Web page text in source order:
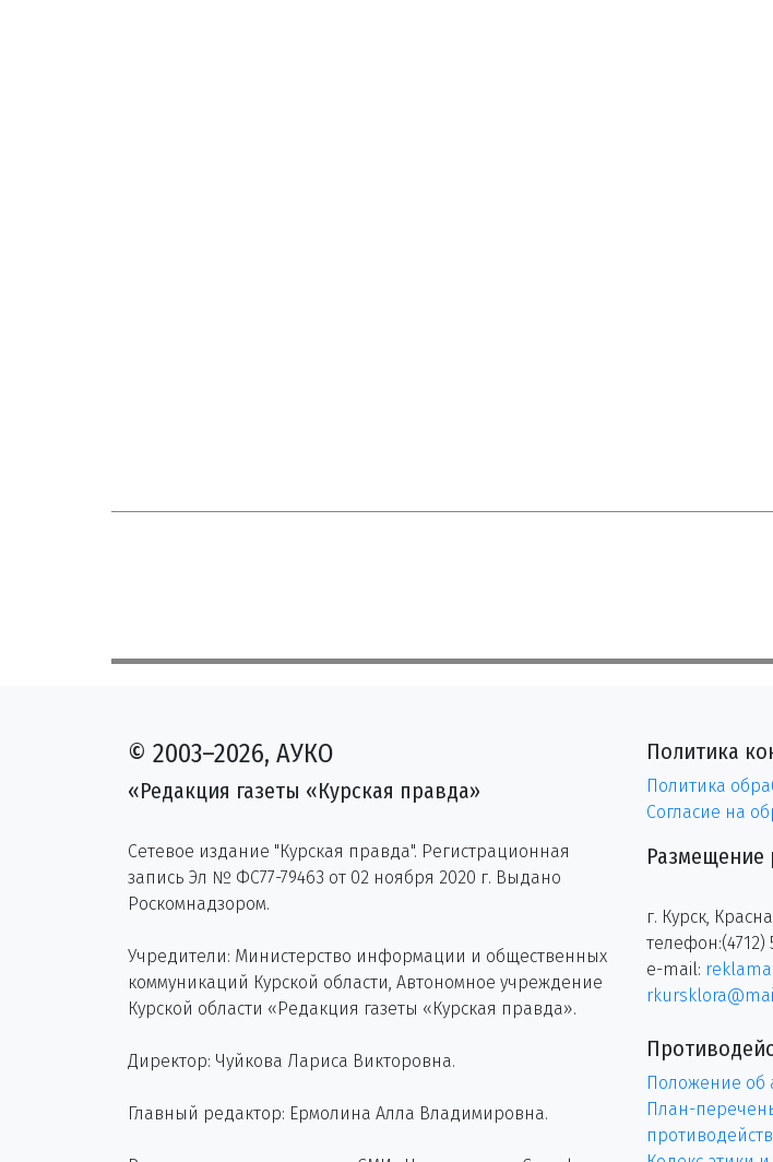
© 2003–2026, АУКО
«Редакция газеты «Курская правда»
Сетевое издание "Курская правда". Регистрационная
запись Эл № ФС77-79463 от 02 ноября 2020 г. Выдано
Роскомнадзором.
Учредители: Министерство информации и общественных
коммуникаций Курской области, Автономное учреждение
Курской области «Редакция газеты «Курская правда».
Директор: Чуйкова Лариса Викторовна.
Главный редактор: Ермолина Алла Владимировна.
Политика
Политика
Согласие на
Размещение
г. Курск,
телефон:(4712)
e-mail:
Положение об
План-